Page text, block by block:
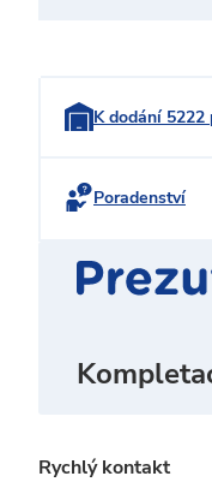
K dodání
Poradenství
Rychlý kontakt